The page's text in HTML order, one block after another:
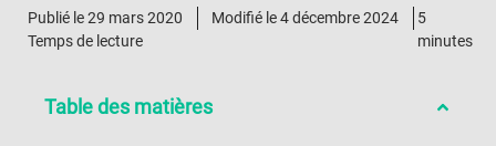
Publié le29 mars 2020
Modifié le 4 décembre 2024
Temps de lecture
5
minutes
Table des matières